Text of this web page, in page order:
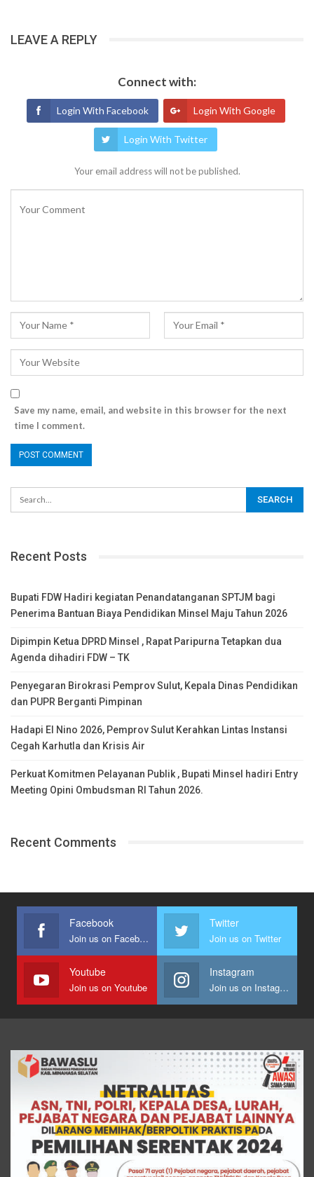
LEAVE A REPLY
Connect with:
Login With Facebook Login With Google
Login With Twitter
Your email address will not be published.
Save my name, email, and website in this browser for the next
time I comment.
Recent Posts
Bupati FDW Hadiri kegiatan Penandatanganan SPTJM bagi
Penerima Bantuan Biaya Pendidikan Minsel Maju Tahun 2026
Dipimpin Ketua DPRD Minsel , Rapat Paripurna Tetapkan dua
Agenda dihadiri FDW – TK
Penyegaran Birokrasi Pemprov Sulut, Kepala Dinas Pendidikan
dan PUPR Berganti Pimpinan
Hadapi El Nino 2026, Pemprov Sulut Kerahkan Lintas Instansi
Cegah Karhutla dan Krisis Air
Perkuat Komitmen Pelayanan Publik , Bupati Minsel hadiri Entry
Meeting Opini Ombudsman RI Tahun 2026.
Recent Comments
Facebook
Join us on Facebook
Twitter
Join us on Twitter
Youtube
Join us on Youtube
Instagram
Join us on Instagram